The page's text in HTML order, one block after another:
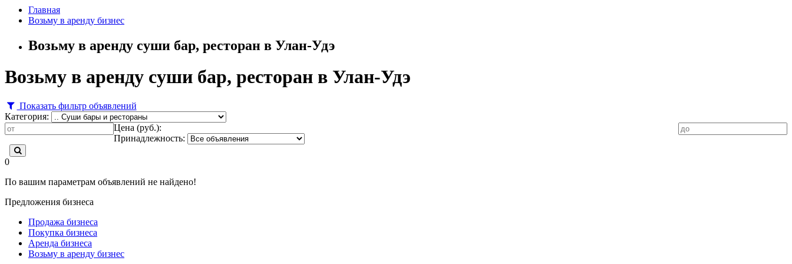
Главная
Возьму в аренду бизнес
Возьму в аренду суши бар, ресторан в Улан-Удэ
Возьму в аренду суши бар, ресторан в Улан-Удэ
Показать фильтр объявлений
Категория:
Цена (руб.):
Принадлежность:
0
По вашим параметрам объявлений не найдено!
Предложения бизнеса
Продажа бизнеса
Покупка бизнеса
Аренда бизнеса
Возьму в аренду бизнес